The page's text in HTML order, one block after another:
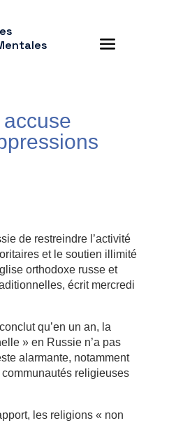
de restreindre l’activité
et le soutien illimité
orthodoxe russe et
écrit mercredi
qu’en un an, la
» en Russie n’a pas
alarmante, notamment
religieuses
les religions « non